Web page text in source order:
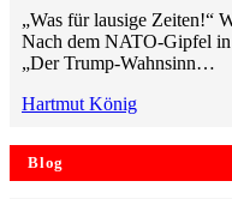
„Was für lausige Zeiten!“
Nach dem NATO-Gipfel in
„Der Trump-Wahnsinn…
Hartmut König
Blog